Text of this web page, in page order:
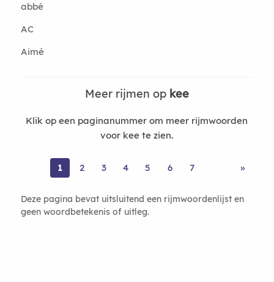
abbé
AC
Aimé
Meer rijmen op kee
Klik op een paginanummer om meer rijmwoorden
voor kee te zien.
1 2 3 4 5 6 7 »
Deze pagina bevat uitsluitend een rijmwoordenlijst en
geen woordbetekenis of uitleg.